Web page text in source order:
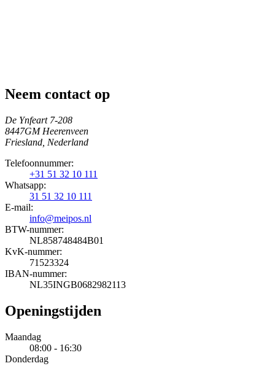
Neem contact op
De Ynfeart 7-208
8447GM Heerenveen
Friesland, Nederland
Telefoonnummer:
+31 51 32 10 111
Whatsapp:
31 51 32 10 111
E-mail:
info@meipos.nl
BTW-nummer:
NL858748484B01
KvK-nummer:
71523324
IBAN-nummer:
NL35INGB0682982113
Openingstijden
Maandag
08:00 - 16:30
Donderdag